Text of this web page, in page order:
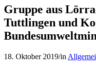
Gruppe aus
Tuttlingen und
18. Oktober 2019/in